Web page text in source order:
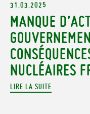
31.03.2025
MANQUE
NUCLÉAIRES
LIRE LA SUITE